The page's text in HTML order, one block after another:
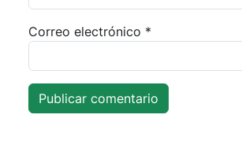
Correo electrónico *